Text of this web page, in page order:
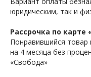
юридическим, так и
Рассрочка по карте
Понравившийся товар
на 4 месяца без
«Свобода»